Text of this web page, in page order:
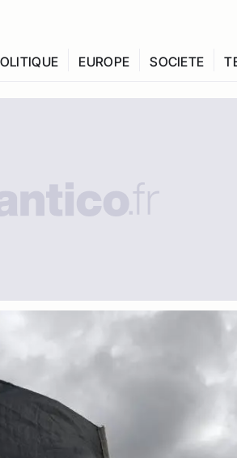
EUROPE SOCIETE